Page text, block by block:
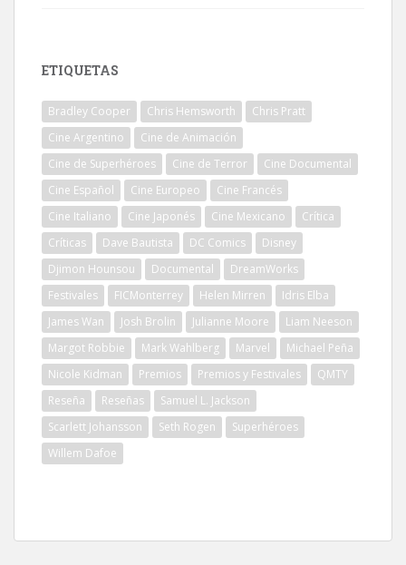
ETIQUETAS
Bradley Cooper Chris Hemsworth
Chris Pratt
Cine Argentino
Cine de Animación
Cine de Superhéroes
Cine de Terror
Cine Documental
Cine Español
Cine Europeo
Cine Francés
Cine Italiano
Cine Japonés Cine Mexicano
Crítica
Críticas
Dave Bautista DC Comics
Disney
Djimon Hounsou
Documental
DreamWorks
Festivales
FICMonterrey Helen Mirren
Idris Elba
James Wan
Josh Brolin Julianne Moore
Liam Neeson
Margot Robbie
Mark Wahlberg Marvel
Michael Peña
Nicole Kidman
Premios Premios y Festivales
QMTY
Reseña
Reseñas
Samuel L. Jackson
Scarlett Johansson
Seth Rogen
Superhéroes
Willem Dafoe